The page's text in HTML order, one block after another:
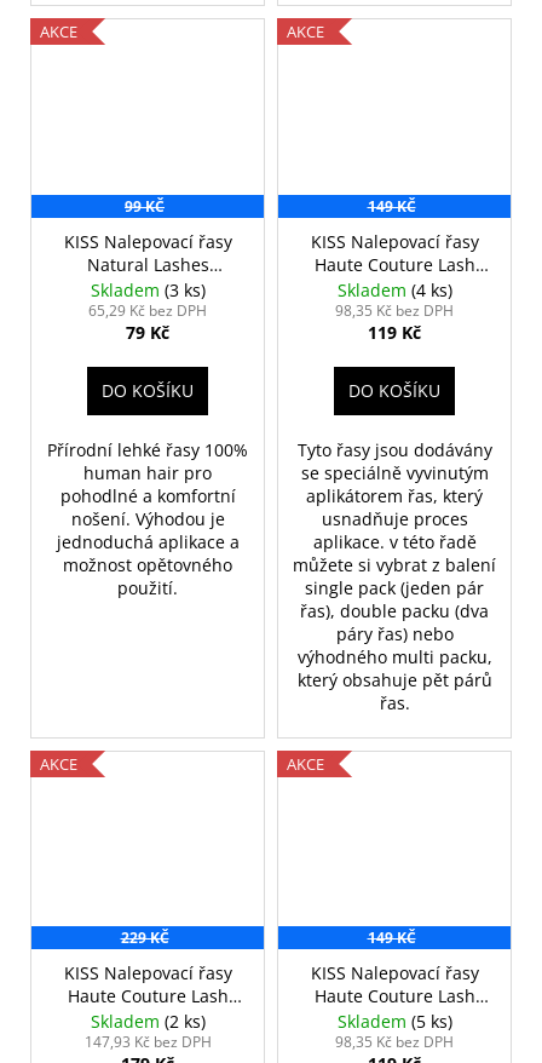
AKCE
99 KČ
KISS Nalepovací řasy
Natural Lashes
Stunning
Skladem (3 ks)
65,29 Kč bez DPH
79 Kč
DO KOŠÍKU
Přírodní lehké řasy 100%
human hair pro
pohodlné a komfortní
nošení. Výhodou je
jednoduchá aplikace a
možnost opětovného
použití.
AKCE
149 KČ
KISS Nalepovací řasy
Haute Couture Lash
Chic
Skladem (4 ks)
98,35 Kč bez DPH
119 Kč
DO KOŠÍKU
Tyto řasy jsou dodávány
se speciálně vyvinutým
aplikátorem řas, který
usnadňuje proces
aplikace. v této řadě
můžete si vybrat z balení
single pack (jeden pár
řas), double packu (dva
páry řas) nebo
výhodného multi packu,
který obsahuje pět párů
řas.
AKCE
229 KČ
KISS Nalepovací řasy
Haute Couture Lash
Chic 2 páry
Skladem (2 ks)
147,93 Kč bez DPH
AKCE
149 KČ
KISS Nalepovací řasy
Haute Couture Lash
Jazzy
Skladem (5 ks)
98,35 Kč bez DPH